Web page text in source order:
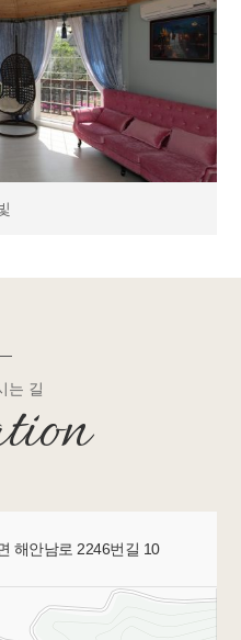
는 길
해안남로 2246번길 10